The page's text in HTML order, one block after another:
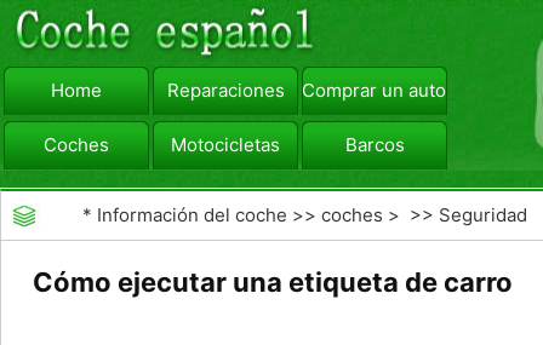
Home Reparaciones Comprar un automóvil
Coches Motocicletas Barcos
viajar Camiones
* Información del coche >>coches > >> Seguridad
Cómo ejecutar una etiqueta de carro